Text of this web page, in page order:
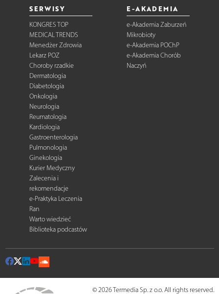
SERWISY
KONGRES TOP
MEDICAL TRENDS
Menedżer Zdrowia
Lekarz POZ
Choroby rzadkie
Dermatologia
Diabetologia
Onkologia
Neurologia
Reumatologia
Kardiologia
Gastroenterologia
Pulmonologia
Ginekologia
Kurier Medyczny
Zalecenia i
rekomendacje
e-Praktyka Leczenia
Ran
Warto wiedzieć
Biblioteka podcastów
E-AKADEMIA
e-Akademia Zaburzeń
Mikrobioty
e-Akademia POChP
e-Akademia Chorób
Naczyń
© 2026 Termedia Sp. z o.o. All rights reserved.